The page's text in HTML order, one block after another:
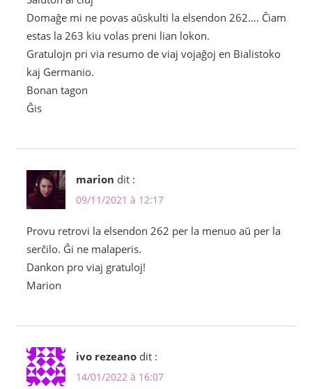
Domaĝe mi ne povas aŭskulti la elsendon 262…. Ĉiam
estas la 263 kiu volas preni lian lokon.
Gratulojn pri via resumo de viaj vojaĝoj en Bialistoko
kaj Germanio.
Bonan tagon
Ĝis
marion dit :
09/11/2021 à 12:17
Provu retrovi la elsendon 262 per la menuo aŭ per la
serĉilo. Ĝi ne malaperis.
Dankon pro viaj gratuloj!
Marion
ivo rezeano dit :
14/01/2022 à 16:07